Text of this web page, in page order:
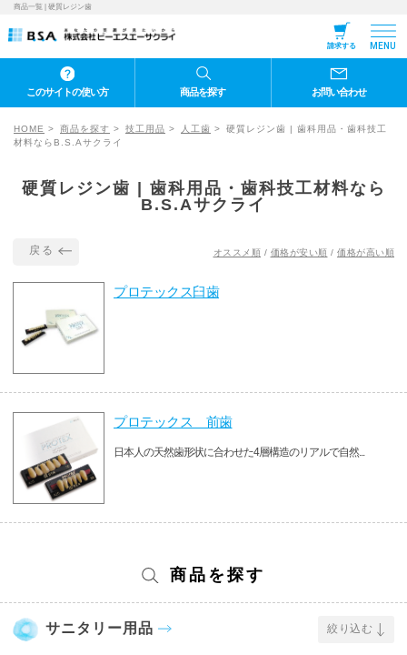
商品一覧 | 硬質レジン歯
請求する MENU
このサイトの使い方 商品を探す お問い合わせ
HOME 商品を探す 技工用品 人工歯
硬質レジン歯 | 歯科用品・歯科技工
材料ならB.S.Aサクライ
硬質レジン歯 | 歯科用品・歯科技工材料なら
B.S.Aサクライ
戻る オススメ順 / 価格が安い順 / 価格が高い順
プロテックス臼歯
プロテックス 前歯
日本人の天然歯形状に合わせた4層構造のリアルで自然...
商品を探す
サニタリー用品 絞り込む